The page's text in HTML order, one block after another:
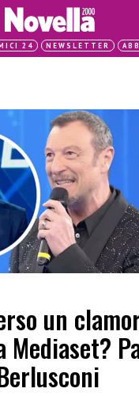
24 NEWSLETTER
un
Mediaset?